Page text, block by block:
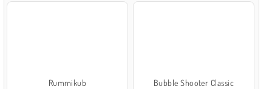
Rummikub Bubble Shooter Classic